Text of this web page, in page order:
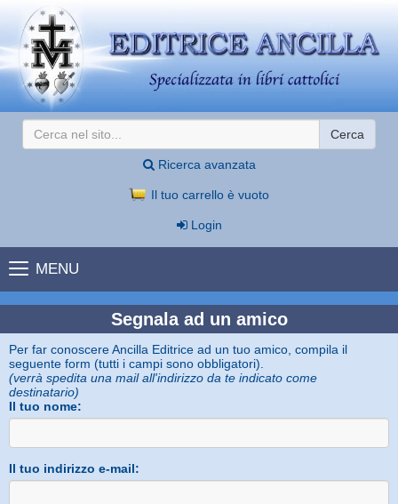
Cerca
Ricerca avanzata
Il tuo carrello è vuoto
Login
MENU
Segnala ad un amico
Per far conoscere Ancilla Editrice ad un tuo amico, compila il
seguente form (tutti i campi sono obbligatori).
(verrà spedita una mail all'indirizzo da te indicato come
destinatario)
Il tuo nome:
Il tuo indirizzo e-mail: